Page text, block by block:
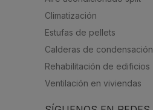
Climatización
Estufas de pellets
Calderas de condensación
Rehabilitación de edificios
Ventilación en viviendas